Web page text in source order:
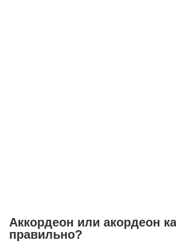
Аккордеон или акордеон
правильно?